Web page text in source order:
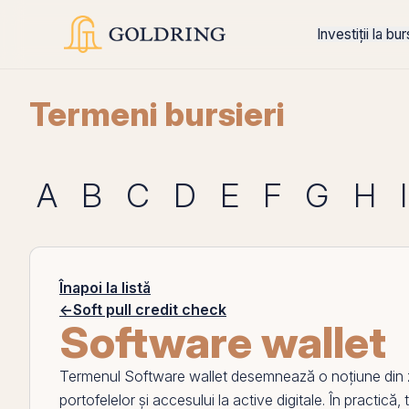
Investiții la
Termeni bursieri
A B C D E F G H I
Înapoi la listă
←Soft pull credit check
Software wallet
Termenul Software wallet desemnează o noțiune
portofelelor și accesului la active digitale. În practică,